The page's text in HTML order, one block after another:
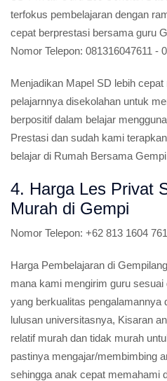
3. Guru Les
Bekasi
terfokus pembelajaran dengan
cepat berprestasi bersama guru
Nomor Telepon: 081316047611 -
Menjadikan Mapel SD lebih cepat
berpositif dalam belajar
Prestasi dan sudah kami
belajar di Rumah Bersama
4. Harga Les Privat
Murah di Gempi
Nomor Telepon:+62 813 1604
Harga Pembelajaran di
mana kami mengirim guru
yang berkualitas pengalamannya